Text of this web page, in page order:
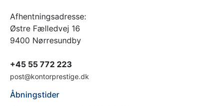
Afhentningsadresse:
Østre Fælledvej 16
9400 Nørresundby
+45 55 772 223
post@kontorprestige.dk
Åbningstider